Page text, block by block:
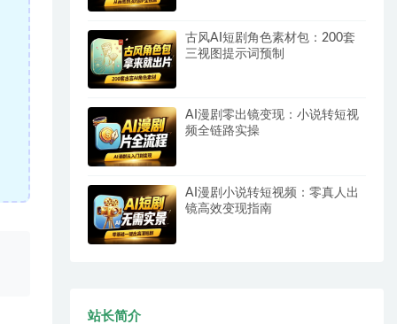
古风AI短剧角色素材包：200套
三视图提示词预制
AI漫剧零出镜变现：小说转短视
频全链路实操
AI漫剧小说转短视频：零真人出
镜高效变现指南
站长简介